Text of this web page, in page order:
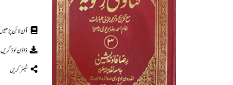
ڈاؤن لوڈ کریں
شیئر کریں